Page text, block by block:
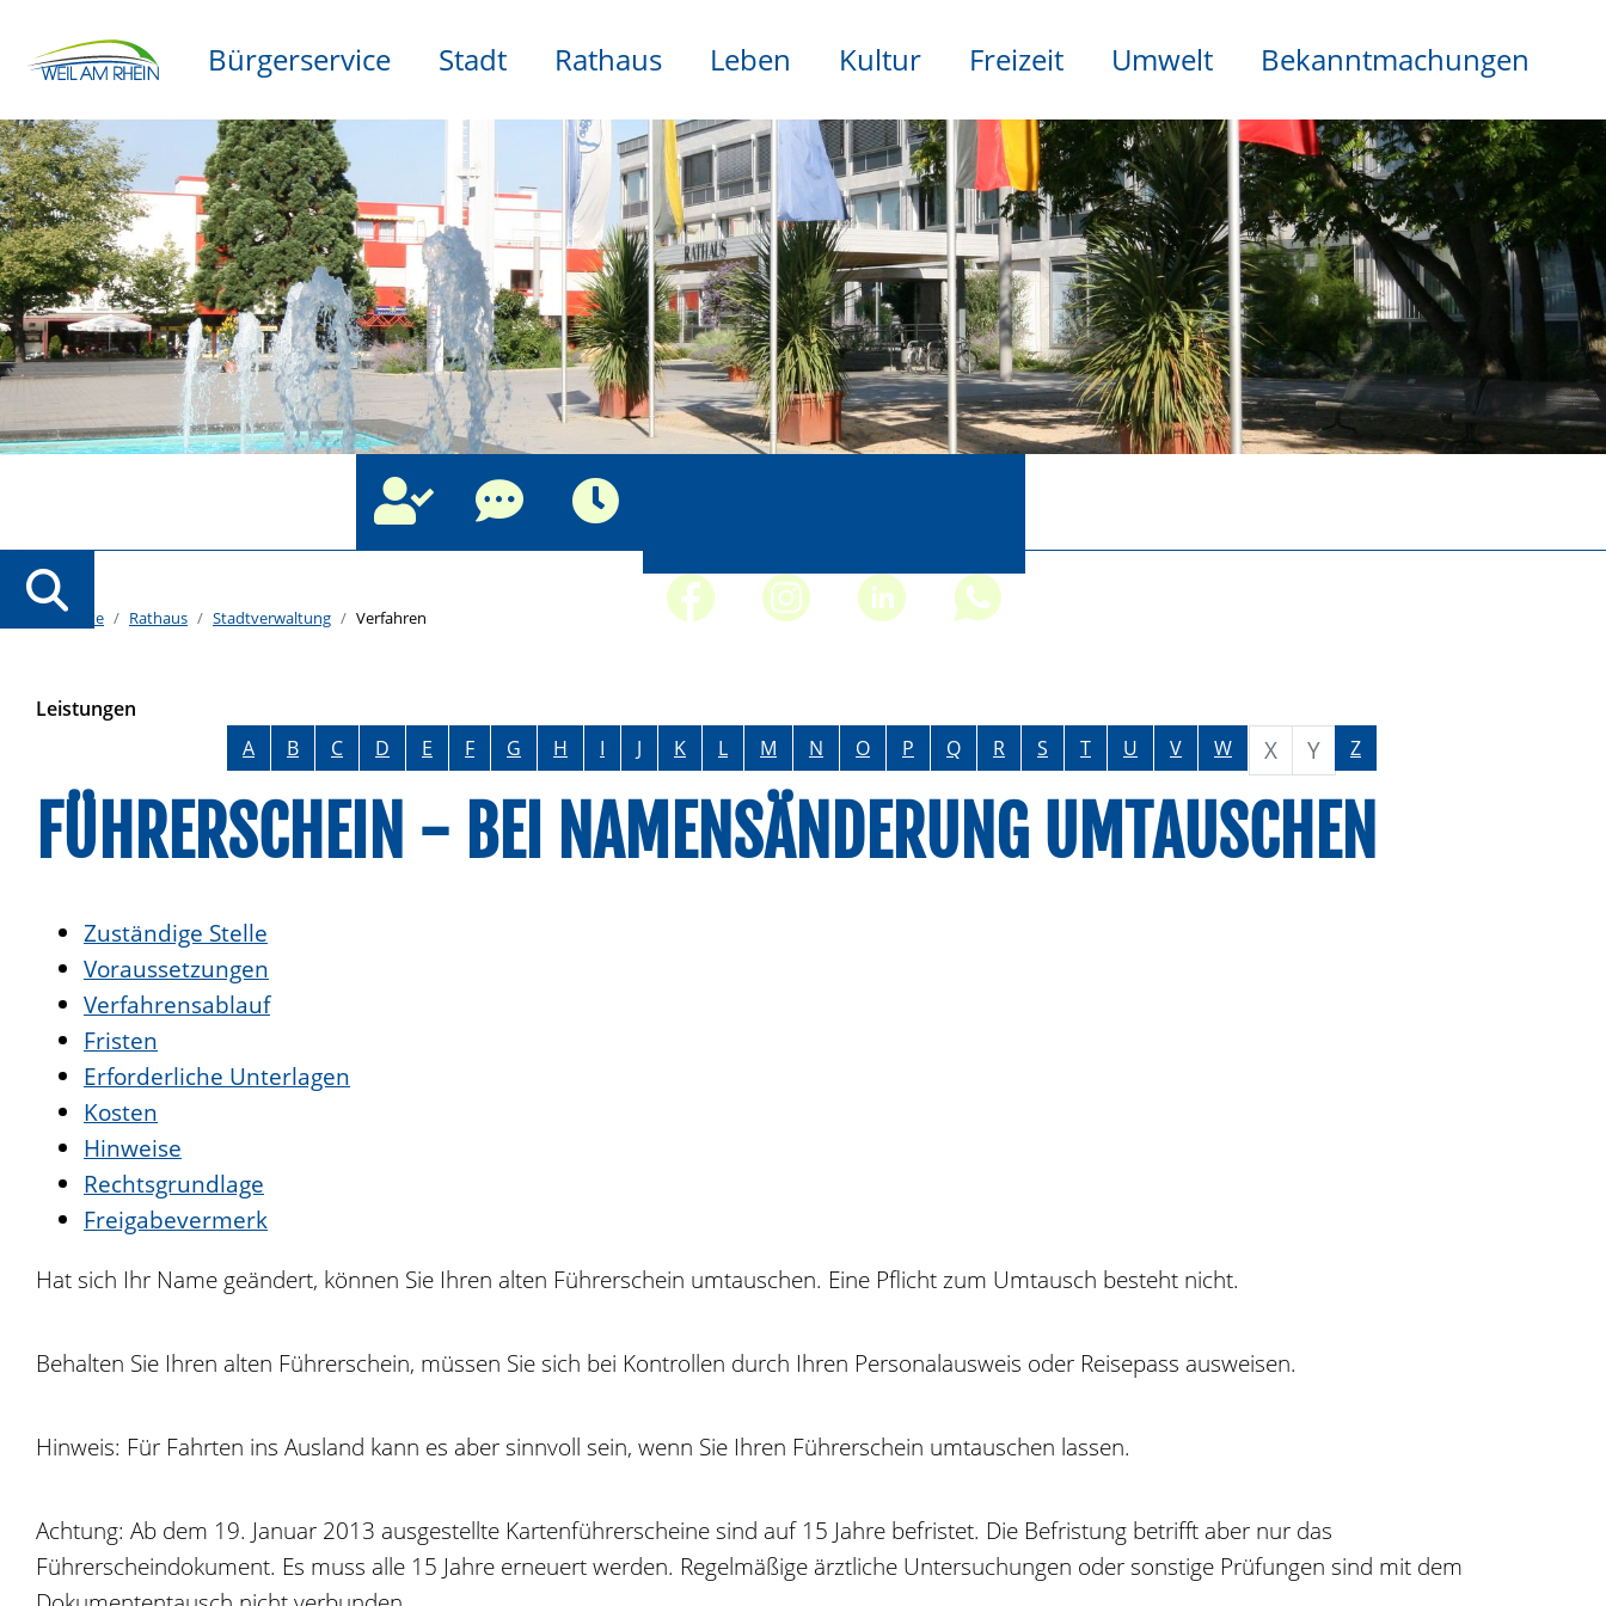
Bürgerservice Stadt Rathaus Leben Kultur Freizeit Umwelt Bekanntmachungen
Startseite Rathaus Stadtverwaltung Verfahren
Leistungen
Alphabetisches Register überspringen
A B C D E F G H I J K L M N O P Q R S T U V W X Y Z
FÜHRERSCHEIN - BEI NAMENSÄNDERUNG UMTAUSCHEN
Zuständige Stelle
Voraussetzungen
Verfahrensablauf
Fristen
Erforderliche Unterlagen
Kosten
Hinweise
Rechtsgrundlage
Freigabevermerk
Hat sich Ihr Name geändert, können Sie Ihren alten Führerschein umtauschen. Eine Pflicht zum Umtausch besteht nicht.
Behalten Sie Ihren alten Führerschein, müssen Sie sich bei Kontrollen durch Ihren Personalausweis oder Reisepass ausweisen.
Hinweis: Für Fahrten ins Ausland kann es aber sinnvoll sein, wenn Sie Ihren Führerschein umtauschen lassen.
Achtung: Ab dem 19. Januar 2013 ausgestellte Kartenführerscheine sind auf 15 Jahre befristet. Die Befristung betrifft aber nur das
Führerscheindokument. Es muss alle 15 Jahre erneuert werden. Regelmäßige ärztliche Untersuchungen oder sonstige Prüfungen sind mit dem